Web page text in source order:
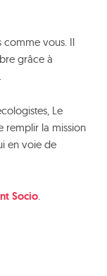
comme vous. Il
grâce à
Le
remplir la mission
en voie de
Socio.